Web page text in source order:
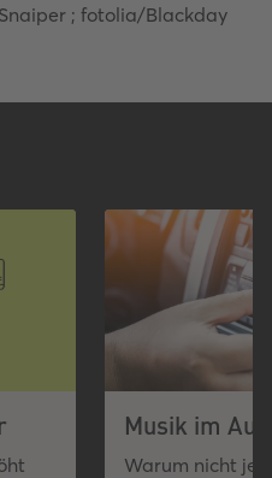
; fotolia/Blackday
Musik im
Warum nicht